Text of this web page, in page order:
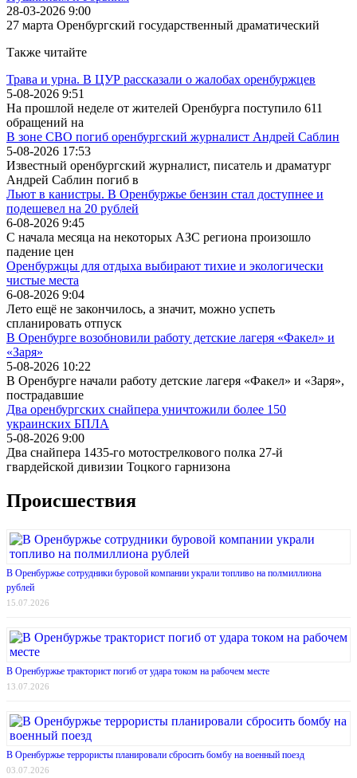
28-03-2026 9:00
27 марта Оренбургский государственный драматический
Также читайте
Трава и урна. В ЦУР рассказали о жалобах оренбуржцев
5-08-2026 9:51
На прошлой неделе от жителей Оренбурга поступило 611
обращений на
В зоне СВО погиб оренбургский журналист Андрей Саблин
5-08-2026 17:53
Известный оренбургский журналист, писатель и драматург
Андрей Саблин погиб в
Льют в канистры. В Оренбуржье бензин стал доступнее и
подешевел на 20 рублей
6-08-2026 9:45
С начала месяца на некоторых АЗС региона произошло
падение цен
Оренбуржцы для отдыха выбирают тихие и экологически
чистые места
6-08-2026 9:04
Лето ещё не закончилось, а значит, можно успеть
спланировать отпуск
В Оренбурге возобновили работу детские лагеря «Факел» и
«Заря»
5-08-2026 10:22
В Оренбурге начали работу детские лагеря «Факел» и «Заря»,
пострадавшие
Два оренбургских снайпера уничтожили более 150
украинских БПЛА
5-08-2026 9:00
Два снайпера 1435-го мотострелкового полка 27-й
гвардейской дивизии Тоцкого гарнизона
Происшествия
В Оренбуржье сотрудники буровой компании украли топливо на полмиллиона
рублей
15.07.2026
В Оренбуржье тракторист погиб от удара током на рабочем месте
13.07.2026
В Оренбуржье террористы планировали сбросить бомбу на военный поезд
03.07.2026